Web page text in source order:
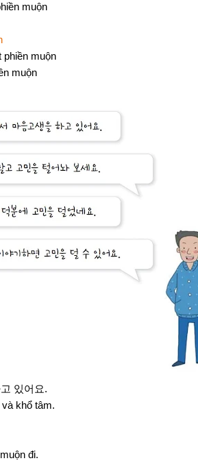
muộn
phiền muộn
muộn
있어요.
khổ tâm.
đi.